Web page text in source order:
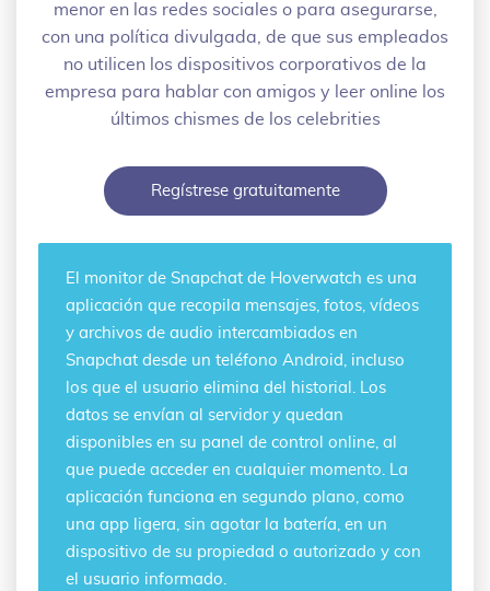
menor en las redes sociales o para asegurarse,
con una política divulgada, de que sus empleados
no utilicen los dispositivos corporativos de la
empresa para hablar con amigos y leer online los
últimos chismes de los celebrities
Regístrese gratuitamente
El monitor de Snapchat de Hoverwatch es una
aplicación que recopila mensajes, fotos, vídeos
y archivos de audio intercambiados en
Snapchat desde un teléfono Android, incluso
los que el usuario elimina del historial. Los
datos se envían al servidor y quedan
disponibles en su panel de control online, al
que puede acceder en cualquier momento. La
aplicación funciona en segundo plano, como
una app ligera, sin agotar la batería, en un
dispositivo de su propiedad o autorizado y con
el usuario informado.